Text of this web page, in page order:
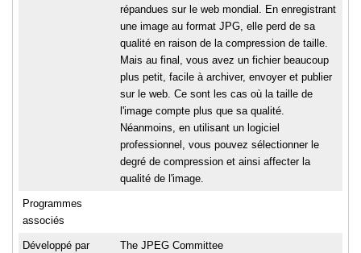
répandues sur le web mondial. En enregistrant
une image au format JPG, elle perd de sa
qualité en raison de la compression de taille.
Mais au final, vous avez un fichier beaucoup
plus petit, facile à archiver, envoyer et publier
sur le web. Ce sont les cas où la taille de
l'image compte plus que sa qualité.
Néanmoins, en utilisant un logiciel
professionnel, vous pouvez sélectionner le
degré de compression et ainsi affecter la
qualité de l'image.
Programmes
associés
Développé par The JPEG Committee